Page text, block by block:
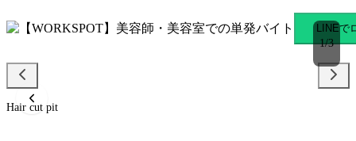
Hair cut pit 武蔵小金井駅のス
LINEで
1/3
Hair cut pit